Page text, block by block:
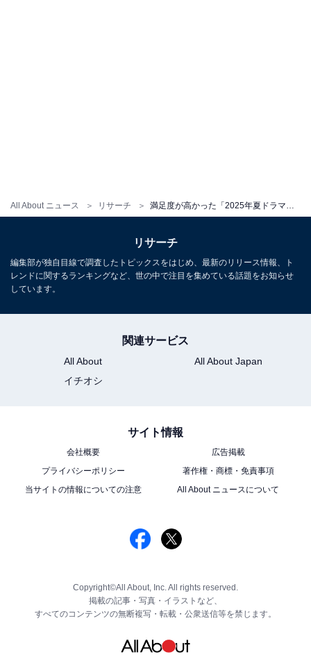
All About ニュース リサーチ 満足度が高かった「2025年夏ドラマ」ランキング！ 3位『愛の、がっこう。』を抑えた2作品は？
リサーチ
編集部が独自目線で調査したトピックスをはじめ、最新のリリース情報、ト
レンドに関するランキングなど、世の中で注目を集めている話題をお知らせ
しています。
関連サービス
All About
All About Japan
イチオシ
サイト情報
会社概要
広告掲載
プライバシーポリシー
著作権・商標・免責事項
当サイトの情報についての注意
All About ニュースについて
Copyright©All About, Inc. All rights reserved.
掲載の記事・写真・イラストなど、
すべてのコンテンツの無断複写・転載・公衆送信等を禁じます。